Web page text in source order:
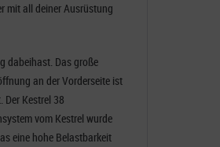
mit all deiner Ausrüstung
dabeihast. Das große
an der Vorderseite ist
Kestrel 38
vom Kestrel wurde
eine hohe Belastbarkeit